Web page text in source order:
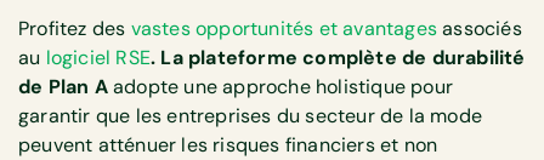
Profitez des vastes opportunités et avantagesassociés
au logiciel RSE. La plateforme complète de durabilité
de Plan Aadopte une approche holistique pour
garantir que les entreprises du secteur de la mode
peuvent atténuer les risques financiers et non